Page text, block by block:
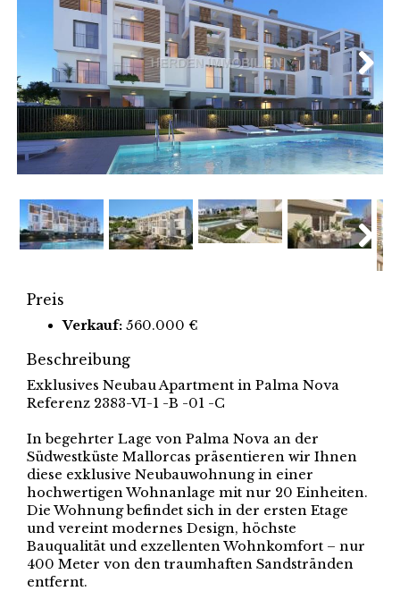
Next
Preis
Verkauf: 560.000 €
Beschreibung
Exklusives Neubau Apartment in Palma Nova
Referenz 2383-VI-1 -B -01 -C
In begehrter Lage von Palma Nova an der
Südwestküste Mallorcas präsentieren wir Ihnen
diese exklusive Neubauwohnung in einer
hochwertigen Wohnanlage mit nur 20 Einheiten.
Die Wohnung befindet sich in der ersten Etage
und vereint modernes Design, höchste
Bauqualität und exzellenten Wohnkomfort – nur
400 Meter von den traumhaften Sandstränden
entfernt.